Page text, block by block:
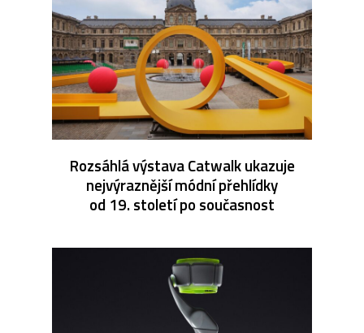
Rozsáhlá výstava Catwalk ukazuje
nejvýraznější módní přehlídky
od 19. století po současnost